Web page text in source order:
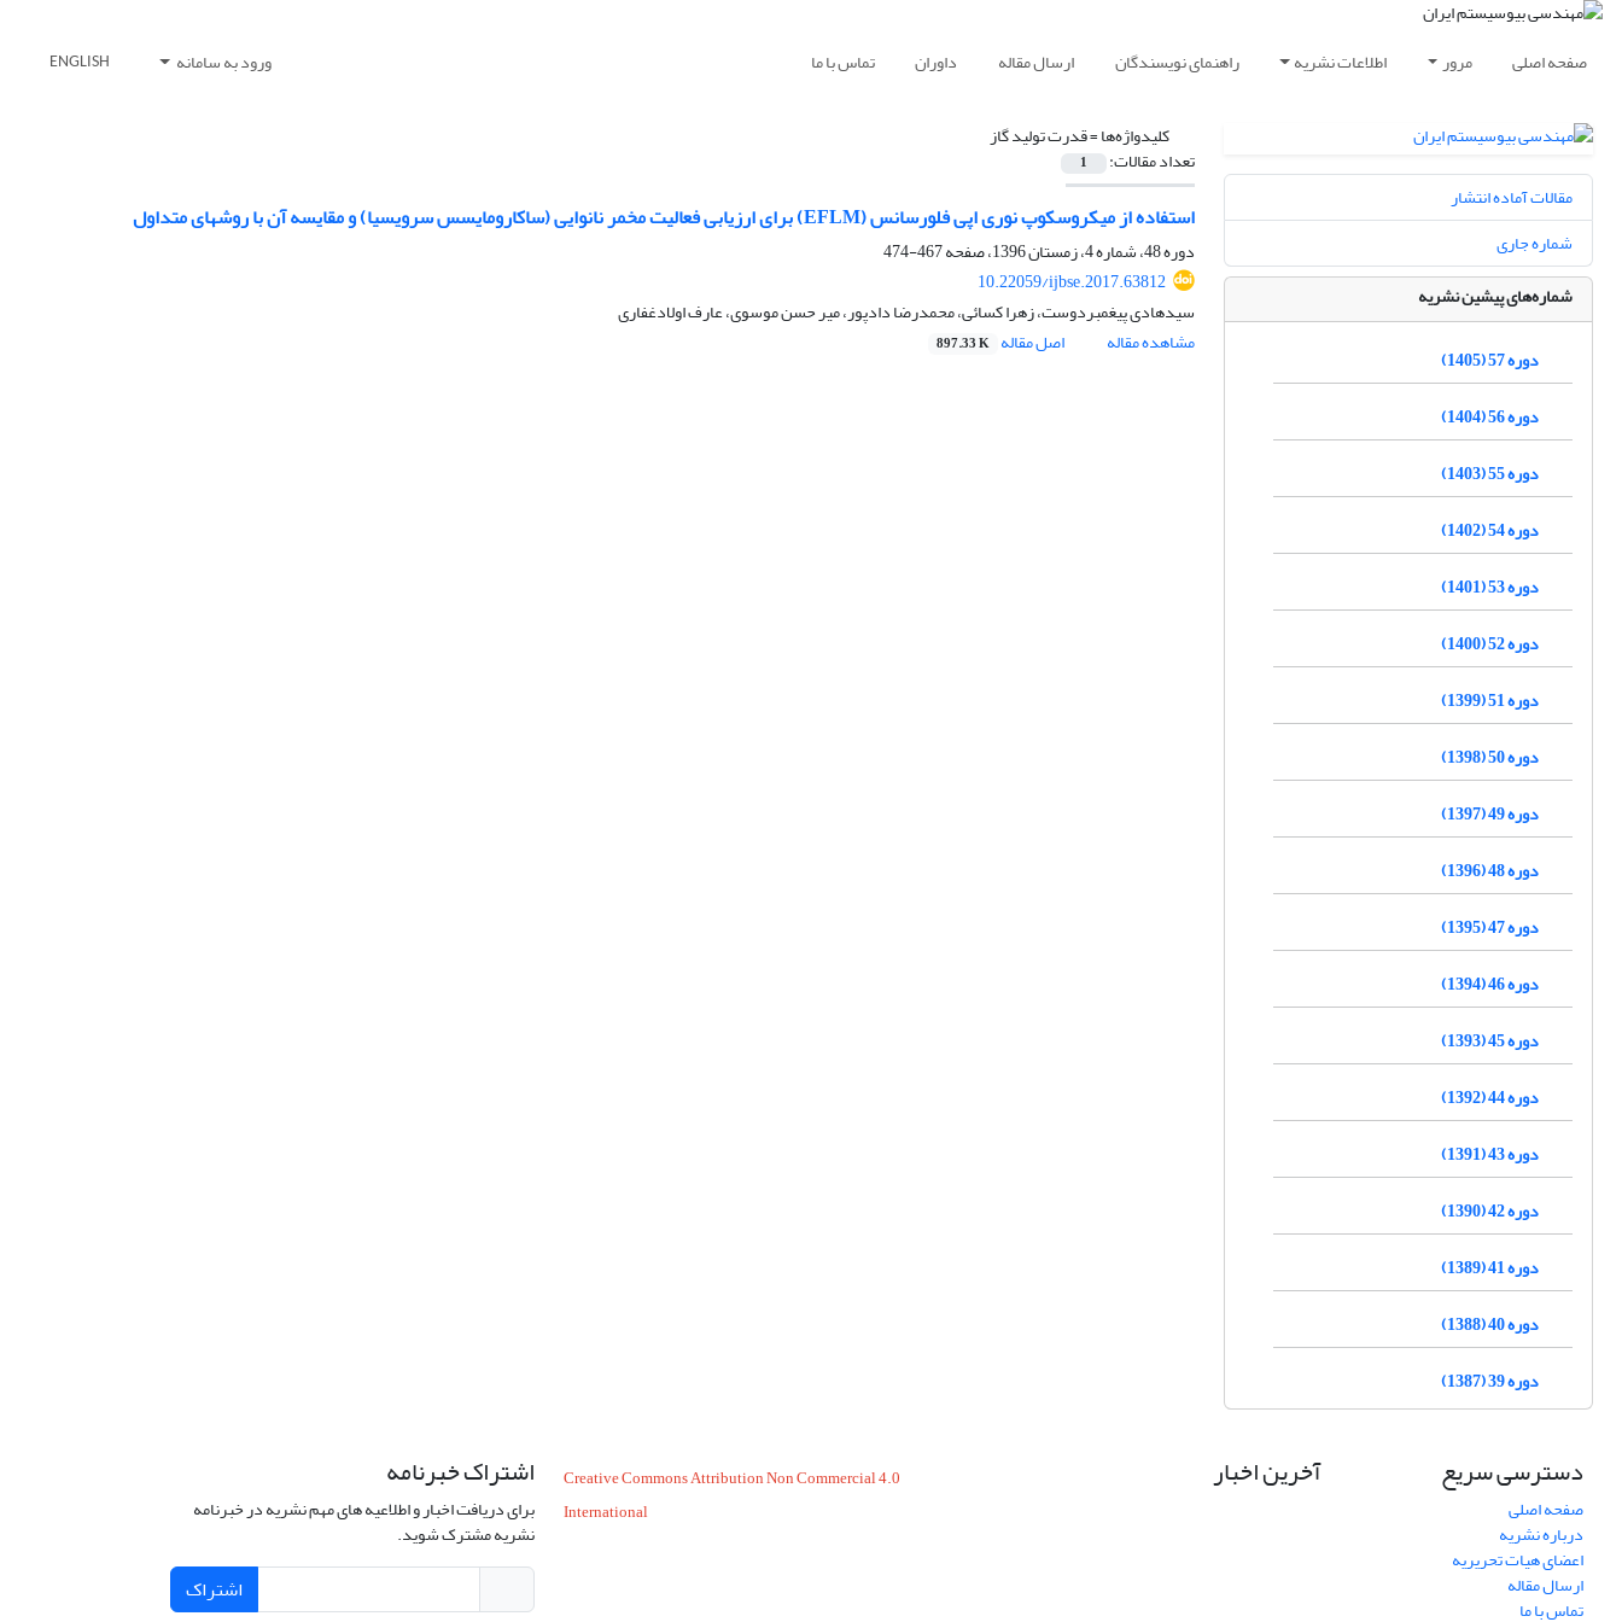
صفحه اصلی مرور اطلاعات نشریه راهنمای نویسندگان ارسال مقاله داوران تماس با ما ورود به سامانه ENGLISH
کلیدواژه‌ها =قدرت تولید گاز
تعداد مقالات: 1
استفاده از میکروسکوپ نوری اپی فلورسانس (EFLM) برای ارزیابی فعالیت مخمر نانوایی (ساکارومایسس سرویسیا) و مقایسه آن با روشهای متداول
دوره 48، شماره 4، زمستان 1396، صفحه
467-474
10.22059/ijbse.2017.63812
سیدهادی پیغمبردوست، زهرا کسائی، محمدرضا دادپور، میر حسن موسوی، عارف اولادغفاری
مشاهده مقاله
اصل مقاله 897.33 K
مقالات آماده انتشار
شماره جاری
شماره‌های پیشین نشریه
دوره 57 (1405)
دوره 56 (1404)
دوره 55 (1403)
دوره 54 (1402)
دوره 53 (1401)
دوره 52 (1400)
دوره 51 (1399)
دوره 50 (1398)
دوره 49 (1397)
دوره 48 (1396)
دوره 47 (1395)
دوره 46 (1394)
دوره 45 (1393)
دوره 44 (1392)
دوره 43 (1391)
دوره 42 (1390)
دوره 41 (1389)
دوره 40 (1388)
دوره 39 (1387)
دسترسی سریع
صفحه اصلی
درباره نشریه
اعضای هیات تحریریه
ارسال مقاله
تماس با ما
آخرین اخبار
Creative Commons Attribution Non Commercial 4.0
International
اشتراک خبرنامه
برای دریافت اخبار و اطلاعیه های مهم نشریه در خبرنامه
نشریه مشترک شوید.
اشتراک